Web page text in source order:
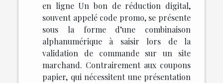
en ligne Un bon de réduction digital,
souvent appelé code promo, se présente
sous la forme d’une combinaison
alphanumérique à saisir lors de la
validation de commande sur un site
marchand. Contrairement aux coupons
papier, qui nécessitent une présentation